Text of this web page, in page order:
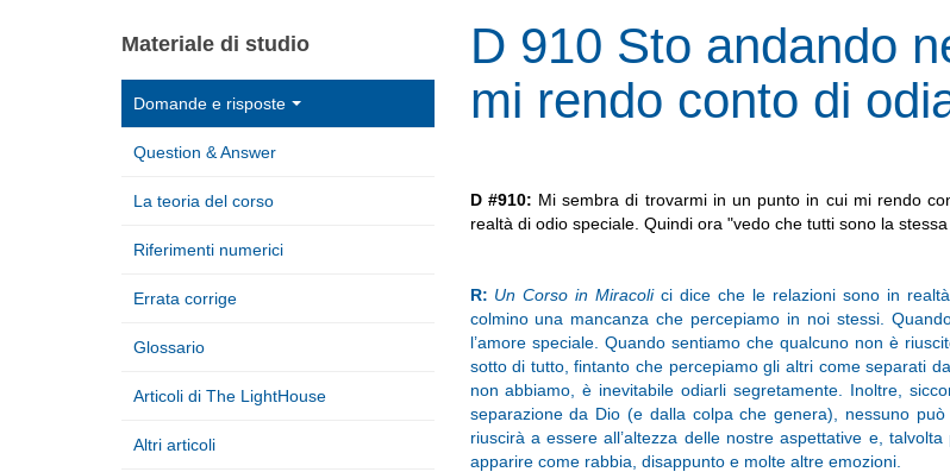
D 910 Sto andando
mi rendo conto di
D #910: Mi sembra di trovarmi in un punto in cui mi rendo
realtà di odio speciale. Quindi ora "vedo che tutti sono la
R: Un Corso in Miracolici dice che le relazioni sono in
colmino una mancanza che percepiamo in noi stessi.
l’amore speciale. Quando sentiamo che qualcuno non è
sotto di tutto, fintanto che percepiamo gli altri come separati
non abbiamo, è inevitabile odiarli segretamente. Inoltre,
separazione da Dio (e dalla colpa che genera), nessuno
riuscirà a essere all’altezza delle nostre aspettative e,
apparire come rabbia, disappunto e molte altre emozioni.
Materiale di studio
Domande e risposte
Question & Answer
La teoria del corso
Riferimenti numerici
Errata corrige
Glossario
Articoli di The LightHouse
Altri articoli